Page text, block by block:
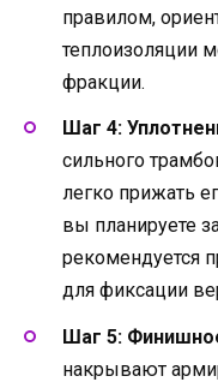
правилом,
теплоизоляции
фракции.
Шаг 4:
сильного
легко прижать
вы планируете
рекомендуется
для фиксации
Шаг 5:
накрывают